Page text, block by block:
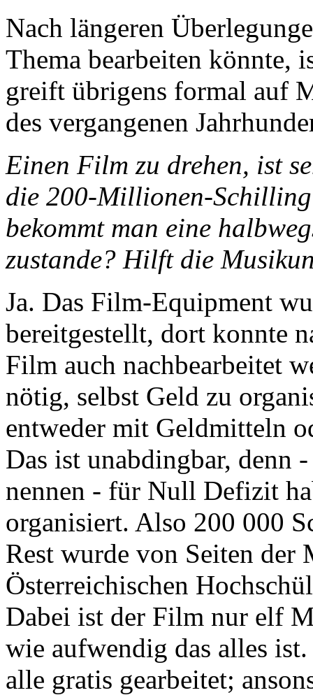
Nach längeren
Thema bearbeiten könnte,
greift übrigens formal auf
des vergangenen
Einen Film zu drehen, ist
die 200-Millionen-Schilling
bekommt man eine
zustande? Hilft die
Ja. Das Film-Equipment
bereitgestellt, dort konnte
Film auch nachbearbeitet
nötig, selbst Geld zu
entweder mit Geldmitteln
Das ist unabdingbar, denn
nennen - für Null Defizit
organisiert. Also 200 000
Rest wurde von Seiten
Österreichischen
Dabei ist der Film nur elf
wie aufwendig das alles
alle gratis gearbeitet;